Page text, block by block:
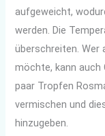
aufgeweicht,
werden. Die
überschreiten. Wer
möchte, kann auch
paar Tropfen
vermischen und
hinzugeben.